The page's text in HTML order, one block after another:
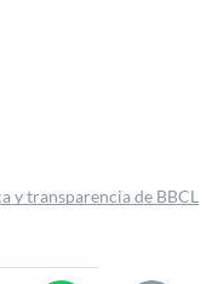
y transparencia de BBCL